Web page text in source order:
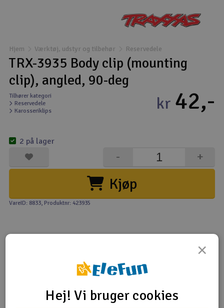
Droner til FPV
Fly
Helikopter
Kameraudstyr
Modelbygg og byggesæt
Modeljernbane
Motor & tilbehør
Scooter & elkøretøj
Hjem Værktøj, udstyr og tilbehør Reservedele
TRX-3935 Body clip (mounting
clip), angled, 90-deg
Tilhører kategori
Reservedele
Karosseriklips
kr 42,-
Kjøp
+
-
2 på lager
VareID: 8833, Produktnr: 423935
Tip din ven Anmeldelser
×
Hej! Vi bruger cookies